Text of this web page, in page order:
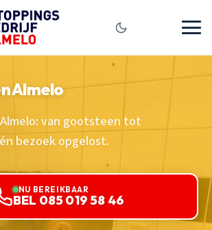
Almelo
van gootsteen tot
bezoek opgelost.
NU BEREIKBAAR
BEL 085 019 58 46